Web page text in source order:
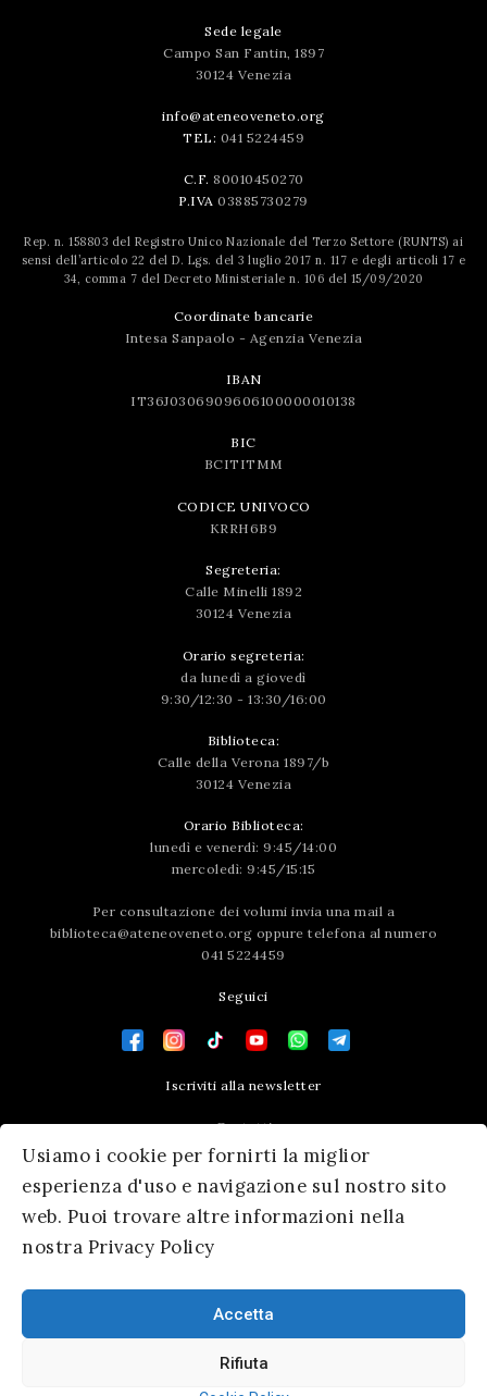
Usiamo i cookie per fornirti la miglior
esperienza d'uso e navigazione sul nostro sito
web. Puoi trovare altre informazioni nella
nostra Privacy Policy
Accetta
Rifiuta
Sede legale
Campo San Fantin, 1897
30124 Venezia
info@ateneoveneto.org
TEL: 041 5224459
C.F. 80010450270
P.IVA 03885730279
Rep. n. 158803 del Registro Unico Nazionale del Terzo Settore (RUNTS) ai
sensi dell’articolo 22 del D. Lgs. del 3 luglio 2017 n. 117 e degli articoli 17 e
34, comma 7 del Decreto Ministeriale n. 106 del 15/09/2020
Coordinate bancarie
Intesa Sanpaolo - Agenzia Venezia
IBAN
IT36J0306909606100000010138
BIC
BCITITMM
CODICE UNIVOCO
KRRH6B9
Segreteria:
Calle Minelli 1892
30124 Venezia
Orario segreteria:
da lunedì a giovedì
9:30/12:30 - 13:30/16:00
Biblioteca:
Calle della Verona 1897/b
30124 Venezia
Orario Biblioteca:
lunedì e venerdì: 9:45/14:00
mercoledì: 9:45/15:15
Per consultazione dei volumi invia una mail a
biblioteca@ateneoveneto.org oppure telefona al numero
041 5224459
Seguici
Iscriviti alla newsletter
Contatti